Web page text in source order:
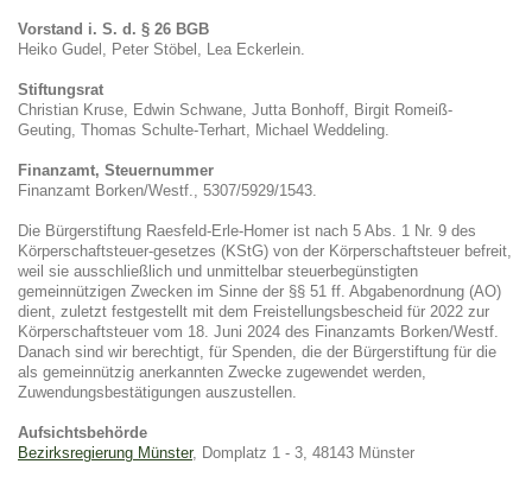
Vorstand i. S. d. § 26 BGB
Heiko Gudel, Peter Stöbel
Lea Eckerlein.
Stiftungsrat
Christian Kruse, Edwin Schwane, Jutta Bonhoff, Birgit Romeiß-
Geuting, Thomas Schulte-Terhart, Michael Weddeling.
Finanzamt, Steuernummer
Finanzamt Borken/Westf., 5307/5929/1543.
Die Bürgerstiftung Raesfeld-Erle-Homer ist nach 5 Abs. 1 Nr. 9 des
Körperschaftsteuer-gesetzes (KStG) von der Körperschaftsteuer befreit,
weil sie ausschließlich und unmittelbar steuerbegünstigten
gemeinnützigen Zwecken im Sinne der §§ 51 ff. Abgabenordnung (AO)
dient, zuletzt festgestellt mit dem Freistellungsbescheid für 2022 zur
Körperschaftsteuer vom 18. Juni 2024 des Finanzamts Borken/Westf.
Danach sind wir berechtigt, für Spenden, die der Bürgerstiftung für die
als gemeinnützig anerkannten Zwecke zugewendet werden,
Zuwendungsbestätigungen auszustellen.
Aufsichtsbehörde
Bezirksregierung Münster, Domplatz 1 - 3, 48143 Münster